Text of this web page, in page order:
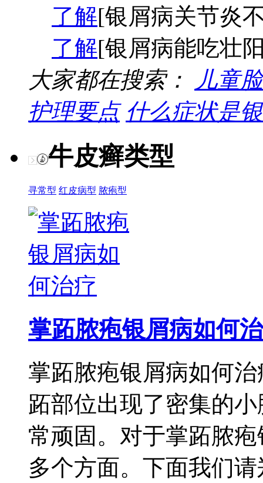
了解[银屑病关节炎
了解[银屑病能吃壮
大家都在搜索：
儿童
护理要点 什么症状是
牛皮癣类型
寻常型 红皮病型 脓疱型
掌跖脓疱银屑病如何治
掌跖脓疱银屑病如何
跖部位出现了密集的
常顽固。对于掌跖脓
多个方面。下面我们